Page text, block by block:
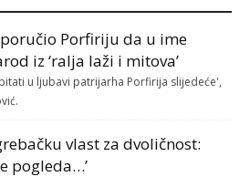
Porfiriju da u ime
iz ‘ralja laži i mitova’
u ljubavi patrijarha Porfirija slijedeće',
vlast za dvoličnost:
pogleda…’